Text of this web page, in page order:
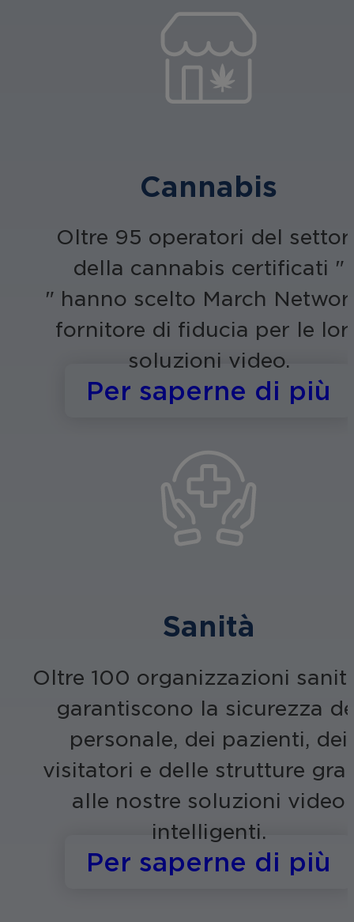
Cannabis
Oltre 95 operatori del
della cannabis certificati "
" hanno scelto March
fornitore di fiducia per le
soluzioni video.
Per saperne di più
Sanità
Oltre 100 organizzazioni
garantiscono la sicurezza
personale, dei pazienti, dei
visitatori e delle strutture
alle nostre soluzioni video
intelligenti.
Per saperne di più